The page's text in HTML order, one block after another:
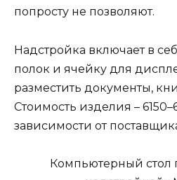
попросту не позволяют.
Надстройка включает в
полок и ячейку для
разместить документы,
Стоимость изделия –
зависимости от
Компьютерный стол